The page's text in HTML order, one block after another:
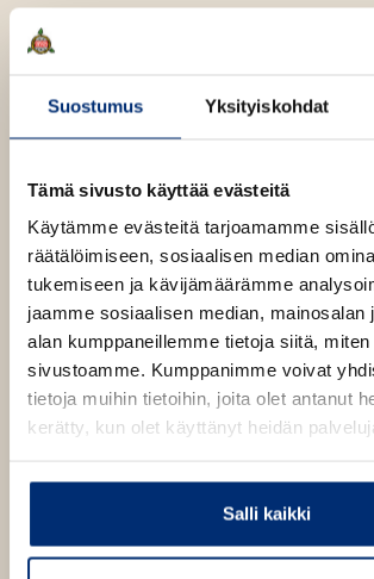
Suostumus Yksityiskohdat
Tämä sivusto käyttää evästeitä
Käytämme evästeitä tarjoamamme
räätälöimiseen, sosiaalisen median
tukemiseen ja kävijämäärämme
jaamme sosiaalisen median, mainosalan
alan kumppaneillemme tietoja siitä,
sivustoamme. Kumppanimme voivat
tietoja muihin tietoihin, joita olet antanut
kerätty, kun olet käyttänyt heidän
Salli kaikki
H
n